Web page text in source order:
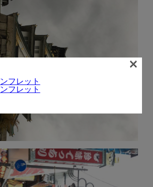
フレット
フレット
×